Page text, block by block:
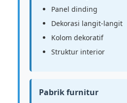
Panel dinding
Dekorasi langit-langit
Kolom dekoratif
Struktur interior
Pabrik furnitur